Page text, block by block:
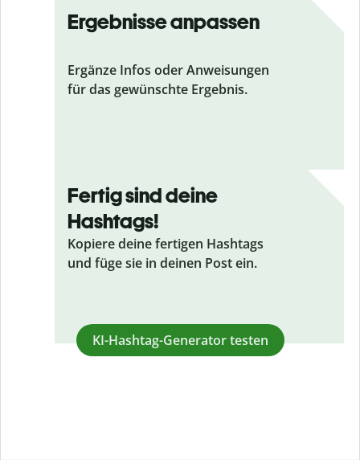
Ergebnisse anpassen
Ergänze Infos oder Anweisungen
für das gewünschte Ergebnis.
Fertig sind deine
Hashtags!
Kopiere deine fertigen Hashtags
und füge sie in deinen Post ein.
KI-Hashtag-Generator testen